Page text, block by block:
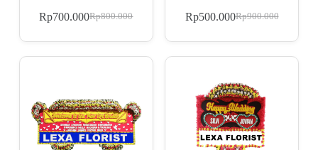
Rp800.000
Rp700.000 Rp900.000
Rp500.000